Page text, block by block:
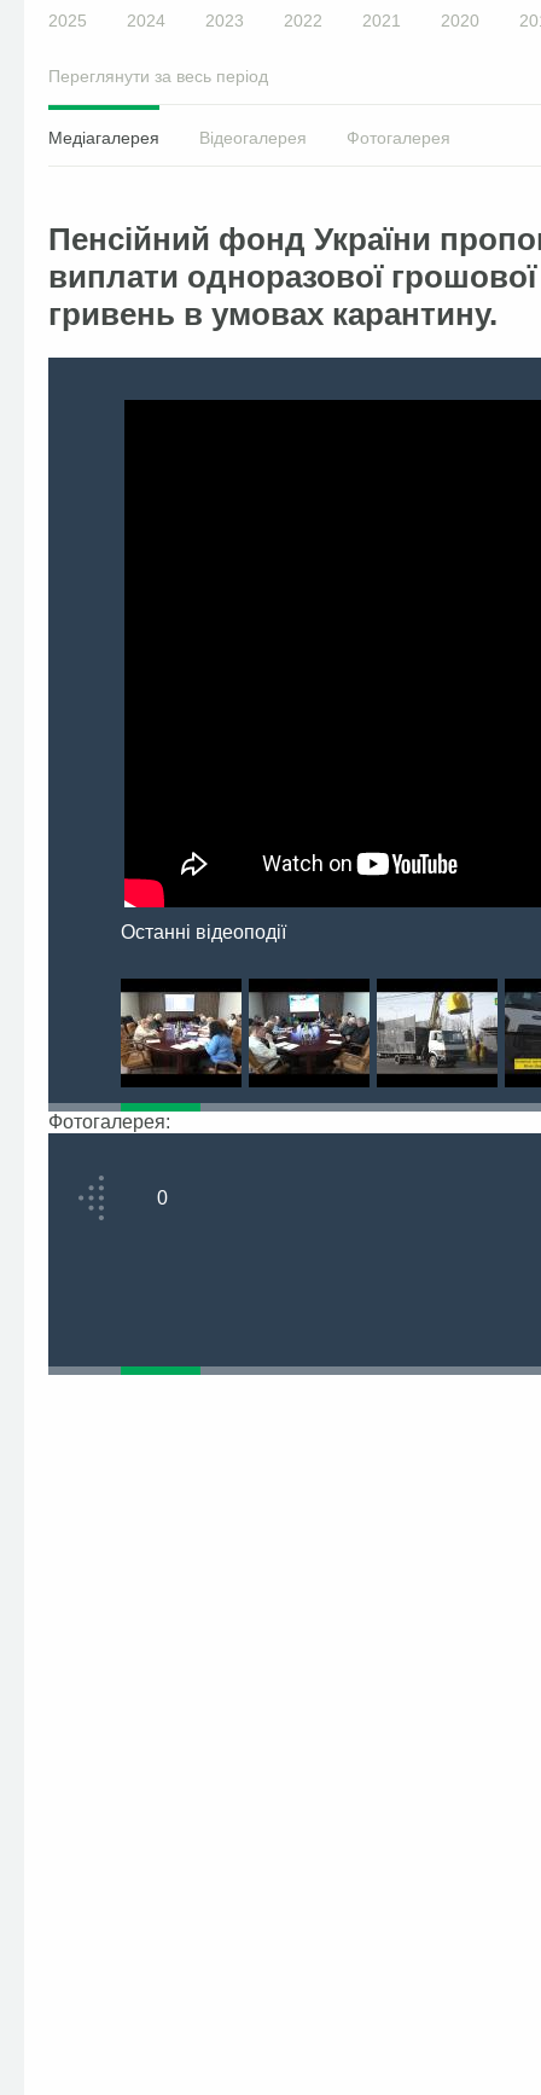
2025 2024 2023 2022 2021 2020
Переглянути за весь період
Медіагалерея Відеогалерея Фотогалерея
Пенсійний фонд України
виплати одноразової
гривень в умовах карантину.
Останні відеоподії
Фотогалерея:
0